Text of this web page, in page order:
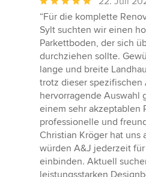
Bewertung:
5
von
5
Sternen
“Für die komplette
Sylt suchten wir einen
Parkettboden, der sich
durchziehen sollte.
lange und breite
trotz dieser
hervorragende Auswahl
einem sehr akzeptablen
professionelle und
Christian Kröger hat uns
würden A&J jederzeit
einbinden. Aktuell